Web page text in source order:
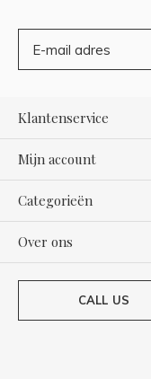
Klantenservice
Mijn account
Categorieën
Over ons
CALL US